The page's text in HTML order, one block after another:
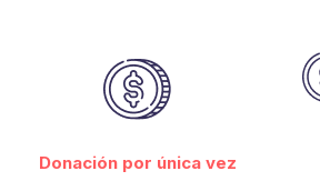
Donación por única vez